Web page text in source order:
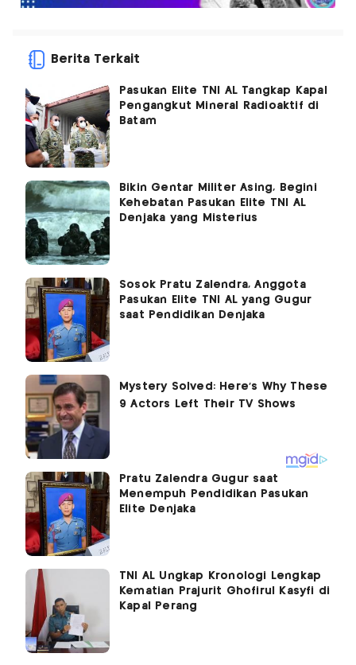
Berita Terkait
Pasukan Elite TNI AL Tangkap Kapal
Pengangkut Mineral Radioaktif di
Batam
Bikin Gentar Militer Asing, Begini
Kehebatan Pasukan Elite TNI AL
Denjaka yang Misterius
Sosok Pratu Zalendra, Anggota
Pasukan Elite TNI AL yang Gugur
saat Pendidikan Denjaka
Pratu Zalendra Gugur saat
Menempuh Pendidikan Pasukan
Elite Denjaka
TNI AL Ungkap Kronologi Lengkap
Kematian Prajurit Ghofirul Kasyfi di
Kapal Perang